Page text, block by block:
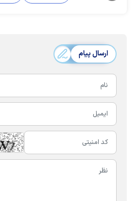
ارسال پیام